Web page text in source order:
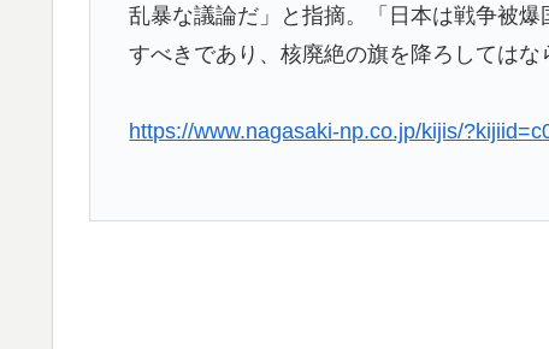
▶ 海外「StumbleUponが恋しいんじゃない、あ
サイトの話
で落ちたのに・・・もう越えられない壁にな
▶ フランス人「欲張りすぎだ」中村敬斗、ラン
乱暴な議論だ」と指摘。「日本は戦争被
すべきであり、核廃絶の旗を降ろしてはな
https://www.nagasaki-np.co.jp/kijis/